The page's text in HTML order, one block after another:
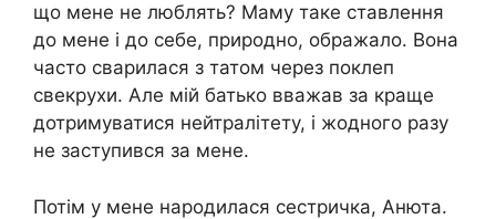
що мене не люблять? Маму таке ставлення
до мене і до себе, природно, ображало. Вона
часто сварилася з татом через поклеп
свекрухи. Але мій батько вважав за краще
дотримуватися нейтралітету, і жодного разу
не заступився за мене.
Потім у мене народилася сестричка, Анюта.